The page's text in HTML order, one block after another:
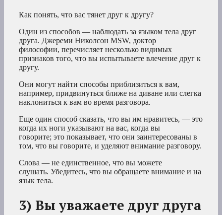
Как понять, что вас тянет друг к другу?
Один из способов — наблюдать за языком тела друг
друга. Джереми Николсон MSW, доктор
философии, перечисляет несколько видимых
признаков того, что вы испытываете влечение друг к
другу.
Они могут найти способы приблизиться к вам,
например, придвинуться ближе на диване или слегка
наклониться к вам во время разговора.
Еще один способ сказать, что вы им нравитесь, — это
когда их ноги указывают на вас, когда вы
говорите; это показывает, что они заинтересованы в
том, что вы говорите, и уделяют внимание разговору.
Слова — не единственное, что вы можете
слушать. Убедитесь, что вы обращаете внимание и на
язык тела.
3) Вы уважаете друг друга